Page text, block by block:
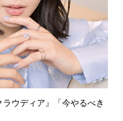
ウディア』「今やるべき